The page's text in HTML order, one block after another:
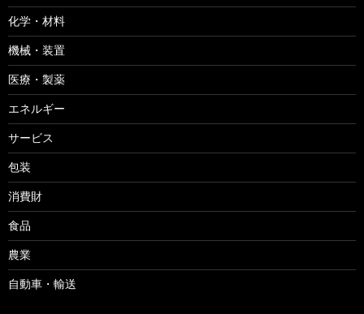
化学・材料
機械・装置
医療・製薬
エネルギー
サービス
包装
消費財
食品
農業
自動車・輸送